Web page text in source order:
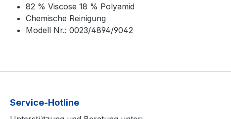
82 % Viscose 18 % Polyamid
Chemische Reinigung
Modell Nr.: 0023/4894/9042
Service-Hotline